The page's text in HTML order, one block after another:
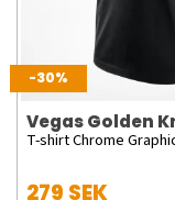
-30%
Vegas Golden
T-shirt Chrome
279 SEK